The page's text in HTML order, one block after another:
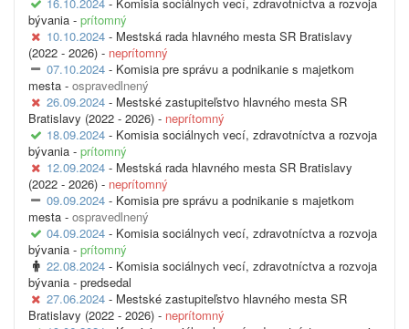
bývania - prítomný
10.10.2024 - Mestská rada hlavného mesta SR Bratislavy
(2022 - 2026) - neprítomný
07.10.2024 - Komisia pre správu a podnikanie s majetkom
mesta - ospravedlnený
26.09.2024 - Mestské zastupiteľstvo hlavného mesta SR
Bratislavy (2022 - 2026) - neprítomný
18.09.2024 - Komisia sociálnych vecí, zdravotníctva a rozvoja
bývania - prítomný
12.09.2024 - Mestská rada hlavného mesta SR Bratislavy
(2022 - 2026) - neprítomný
09.09.2024 - Komisia pre správu a podnikanie s majetkom
mesta - ospravedlnený
04.09.2024 - Komisia sociálnych vecí, zdravotníctva a rozvoja
bývania - prítomný
22.08.2024 - Komisia sociálnych vecí, zdravotníctva a rozvoja
bývania - predsedal
27.06.2024 - Mestské zastupiteľstvo hlavného mesta SR
Bratislavy (2022 - 2026) - neprítomný